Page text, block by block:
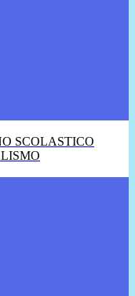
SCOLASTICO